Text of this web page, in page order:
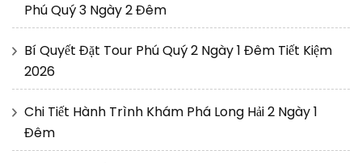
Phú Quý 3 Ngày 2 Đêm
Bí Quyết Đặt Tour Phú Quý 2 Ngày 1 Đêm Tiết Kiệm
2026
Chi Tiết Hành Trình Khám Phá Long Hải 2 Ngày 1
Đêm